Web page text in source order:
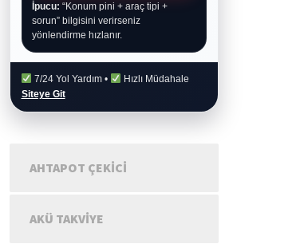
İpucu: “Konum pini + araç tipi +
sorun” bilgisini verirseniz
yönlendirme hızlanır.
7/24 Yol Yardım •
Hızlı Müdahale
Siteye Git
AHTAPOT ÇEKICI
AKÜ TAKVIYE